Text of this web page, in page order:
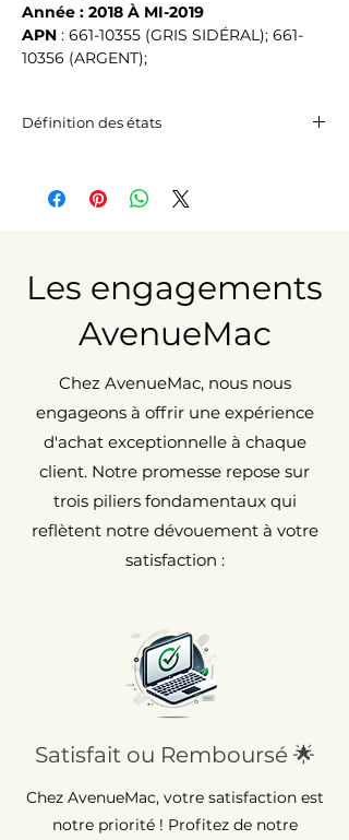
Année : 2018 À MI-2019
APN : 661-10355 (GRIS SIDÉRAL); 661-
10356 (ARGENT);
Définition des états
Peut présenter des micro-rayures à
peine visibles à 20 cm.
visibles et perceptibles au toucher
(rayures et/ou impacts).
Les engagements
AvenueMac
Chez AvenueMac, nous nous
engageons à offrir une expérience
d'achat exceptionnelle à chaque
client. Notre promesse repose sur
trois piliers fondamentaux qui
reflètent notre dévouement à votre
satisfaction :
Satisfait ou Remboursé 🌟
Chez AvenueMac, votre satisfaction est
notre priorité ! Profitez de notre